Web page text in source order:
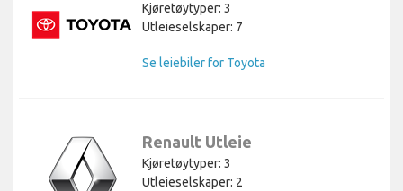
Kjøretøytyper: 3
Utleieselskaper: 7
Se leiebiler for Toyota
Renault Utleie
Kjøretøytyper: 3
Utleieselskaper: 2